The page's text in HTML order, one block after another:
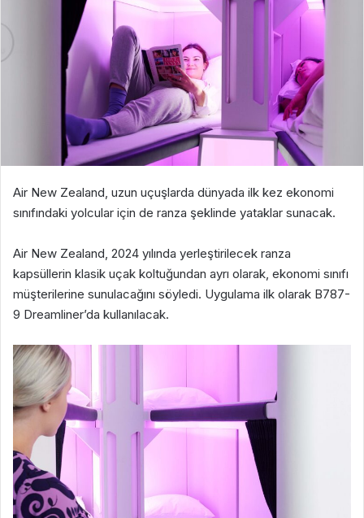
Air New Zealand, uzun uçuşlarda dünyada ilk kez ekonomi
sınıfındaki yolcular için de ranza şeklinde yataklar sunacak.
Air New Zealand, 2024 yılında yerleştirilecek ranza
kapsüllerin klasik uçak koltuğundan ayrı olarak, ekonomi sınıfı
müşterilerine sunulacağını söyledi. Uygulama ilk olarak B787-
9 Dreamliner’da kullanılacak.